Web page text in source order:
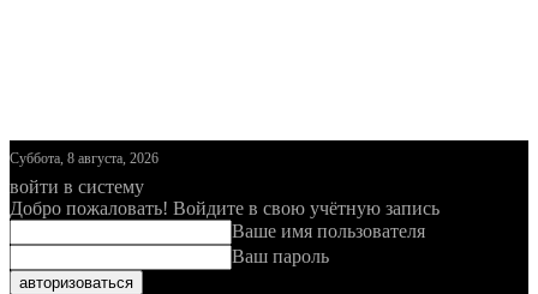
Суббота, 8 августа, 2026
войти в систему
Добро пожаловать! Войдите в свою учётную запись
Ваше имя пользователя
Ваш пароль